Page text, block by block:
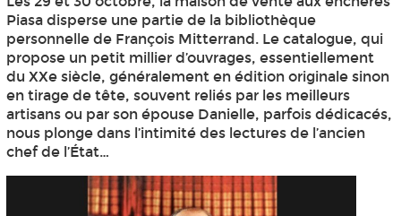
Piasa disperse une partie de la bibliothèque
personnelle de François Mitterrand. Le catalogue, qui
propose un petit millier d’ouvrages, essentiellement
du XXe siècle, généralement en édition originale sinon
en tirage de tête, souvent reliés par les meilleurs
artisans ou par son épouse Danielle, parfois dédicacés,
nous plonge dans l’intimité des lectures de l’ancien
chef de l’État…